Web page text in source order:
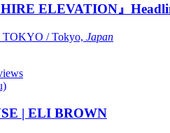
ELEVATION』
/ Tokyo, Japan
| ELI BROWN